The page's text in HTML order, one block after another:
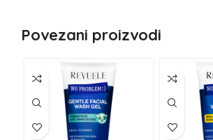
Povezani proizvodi